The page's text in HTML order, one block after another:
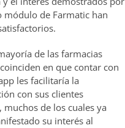
módulo de Farmatic han
de las farmacias
en que contar con
les facilitaría la
con sus clientes
muchos de los cuales ya
su interés al